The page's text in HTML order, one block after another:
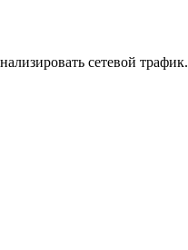
сетевой трафик.